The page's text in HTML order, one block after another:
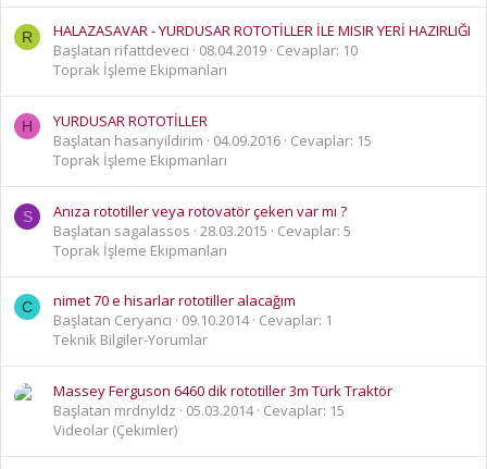
R
HALAZASAVAR - YURDUSAR ROTOTİLLER İLE MISIR YERİ HAZIRLIĞI
Başlatan rifattdeveci
08.04.2019 Cevaplar: 10
Toprak İşleme Ekipmanları
H
YURDUSAR ROTOTİLLER
Başlatan hasanyildirim
04.09.2016 Cevaplar: 15
Toprak İşleme Ekipmanları
S
Anıza rototiller veya rotovatör çeken var mı ?
Başlatan sagalassos 28.03.2015
Cevaplar: 5
Toprak İşleme Ekipmanları
C
nimet 70 e hisarlar rototiller alacağım
Başlatan Ceryancı
09.10.2014 Cevaplar: 1
Teknik Bilgiler-Yorumlar
Massey Ferguson 6460 dik rototiller 3m Türk Traktör
Başlatan mrdnyldz
05.03.2014 Cevaplar: 15
Videolar (Çekimler)